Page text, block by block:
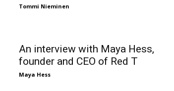
Tommi Nieminen
An interview with Maya Hess,
founder and CEO of Red T
Maya Hess